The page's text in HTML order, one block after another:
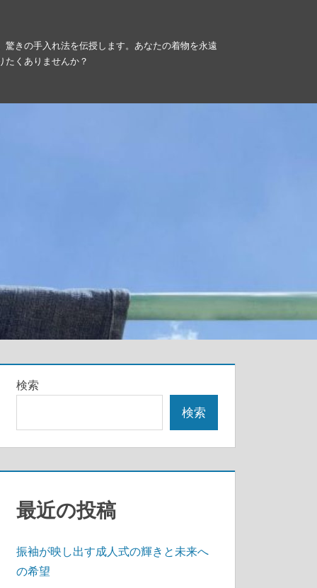
驚きの手入れ法を伝授します。あなたの着物を永遠
たくありませんか？
検索
検索
最近の投稿
振袖が映し出す成人式の輝きと未来へ
の希望